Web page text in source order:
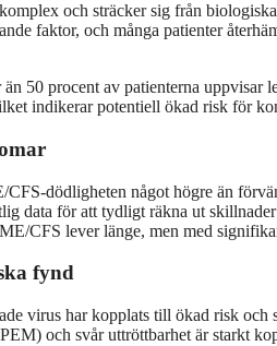
och sträcker sig från
faktor, och många patienter
50 procent av patienterna
indikerar potentiell ökad risk för
dödligheten något högre än
data för att tydligt räkna ut
CFS lever länge, men med
fynd
virus har kopplats till ökad risk och
och svår uttröttbarhet är starkt